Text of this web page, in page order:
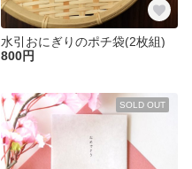
水引おにぎりのポチ袋(2枚組)
800円
SOLD OUT